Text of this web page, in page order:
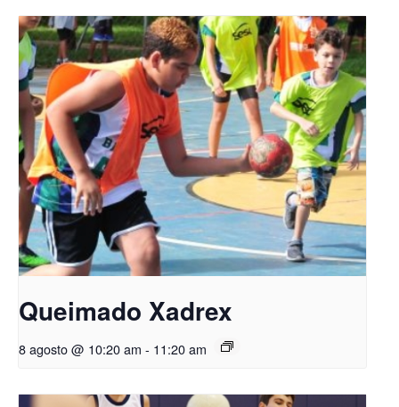
Queimado Xadrex
8 agosto @ 10:20 am - 11:20 am